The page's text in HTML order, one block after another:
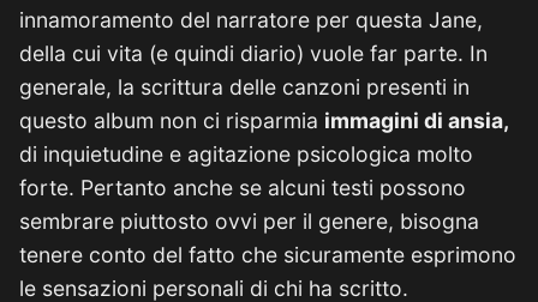
innamoramento del narratore per questa Jane,
della cui vita (e quindi diario) vuole far parte. In
generale, la scrittura delle canzoni presenti in
questo album non ci risparmia immagini di ansia,
di inquietudine e agitazione psicologica molto
forte. Pertanto anche se alcuni testi possono
sembrare piuttosto ovvi per il genere, bisogna
tenere conto del fatto che sicuramente esprimono
le sensazioni personali di chi ha scritto.